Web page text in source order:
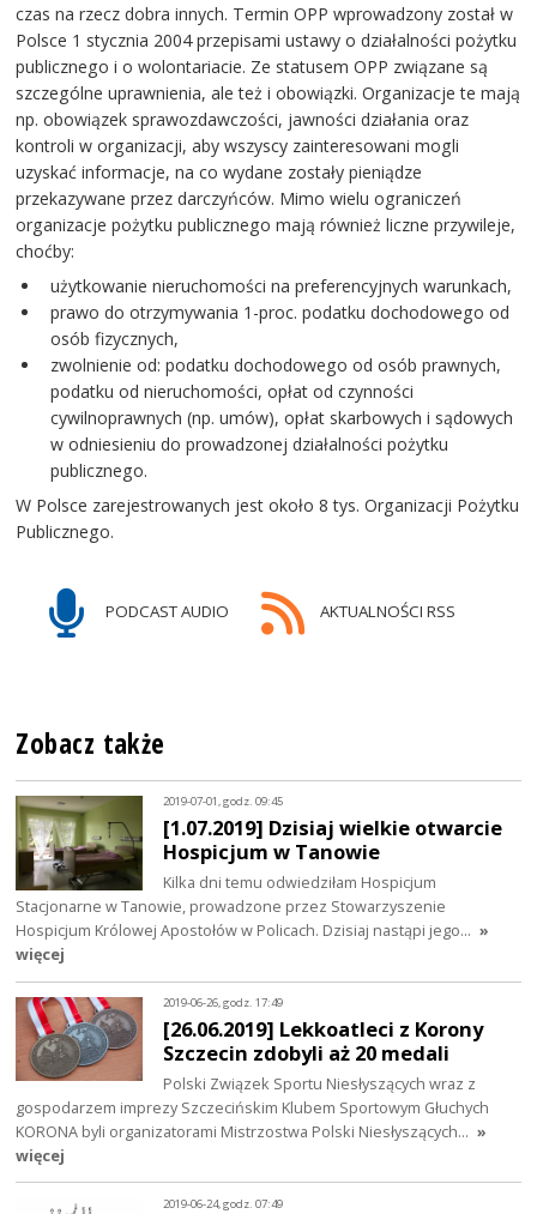
czas na rzecz dobra innych. Termin OPP wprowadzony został w
Polsce 1 stycznia 2004 przepisami ustawy o działalności pożytku
publicznego i o wolontariacie. Ze statusem OPP związane są
szczególne uprawnienia, ale też i obowiązki. Organizacje te mają
np. obowiązek sprawozdawczości, jawności działania oraz
kontroli w organizacji, aby wszyscy zainteresowani mogli
uzyskać informacje, na co wydane zostały pieniądze
przekazywane przez darczyńców. Mimo wielu ograniczeń
organizacje pożytku publicznego mają również liczne przywileje,
choćby:
użytkowanie nieruchomości na preferencyjnych warunkach,
prawo do otrzymywania 1-proc. podatku dochodowego od
osób fizycznych,
zwolnienie od: podatku dochodowego od osób prawnych,
podatku od nieruchomości, opłat od czynności
cywilnoprawnych (np. umów), opłat skarbowych i sądowych
w odniesieniu do prowadzonej działalności pożytku
publicznego.
W Polsce zarejestrowanych jest około 8 tys. Organizacji Pożytku
Publicznego.
PODCAST AUDIO AKTUALNOŚCI RSS
Zobacz także
2019-07-01, godz. 09:45
[1.07.2019] Dzisiaj wielkie otwarcie
Hospicjum w Tanowie
Kilka dni temu odwiedziłam Hospicjum
Stacjonarne w Tanowie, prowadzone przez Stowarzyszenie
Hospicjum Królowej Apostołów w Policach. Dzisiaj nastąpi jego… »
więcej
2019-06-26, godz. 17:49
[26.06.2019] Lekkoatleci z Korony
Szczecin zdobyli aż 20 medali
Polski Związek Sportu Niesłyszących wraz z
gospodarzem imprezy Szczecińskim Klubem Sportowym Głuchych
KORONA byli organizatorami Mistrzostwa Polski Niesłyszących… »
więcej
2019-06-24, godz. 07:49